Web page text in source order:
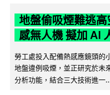
地盤偷吸煙難逃
感無人機 擬加 AI
勞工處投入配備熱感應鏡頭的
地盤違例吸煙，並正研究於未
分析功能，結合三大技術進一